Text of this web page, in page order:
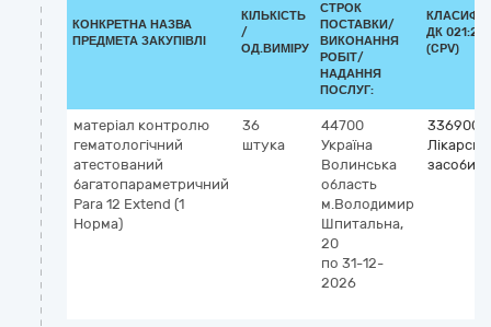
КОНКРЕТНА НАЗВА
ПРЕДМЕТА ЗАКУПІВЛІ
КІЛЬКІСТЬ
/
ОД.ВИМІРУ
СТРОК
ПОСТАВКИ/
ВИКОНАННЯ
РОБІТ/
НАДАННЯ
ПОСЛУГ:
ДК
(CPV)
матеріал контролю
гематологічний
атестований
багатопараметричний
Para 12 Extend (1
Норма)
36
штука
44700
Україна
Волинська
область
м.Володимир
Шпитальна,
20
по 31-12-
2026
Лікарські
засоби